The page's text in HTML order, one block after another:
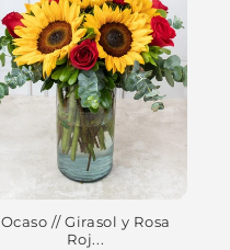
Ocaso // Girasol y Rosa
Roj...